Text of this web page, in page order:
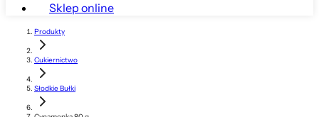
Sklep online
Produkty
Cukiernictwo
Słodkie Bułki